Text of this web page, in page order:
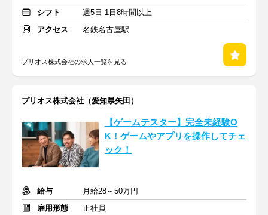
シフト
週5日 1日8時間以上
アクセス
名鉄名古屋駅
プリオス株式会社の求人一覧を見る
プリオス株式会社（愛知県矢田）
【ゲームテスター】完全未経験O
K！ゲームやアプリを操作してチェ
ック！
給与
月給28～50万円
雇用形態
正社員